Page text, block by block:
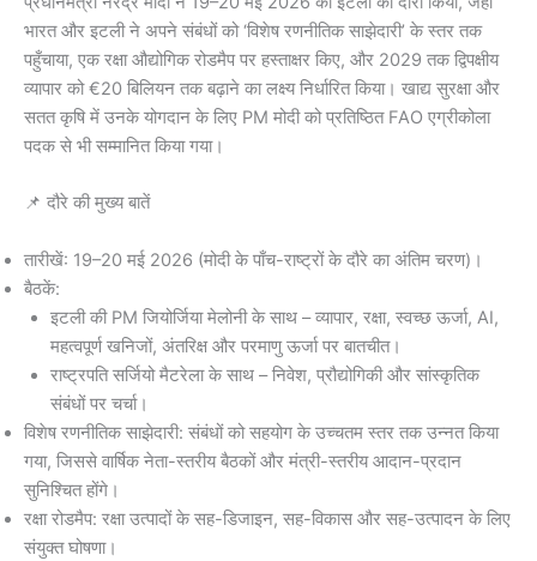
भारत और इटली ने अपने संबंधों को ‘विशेष रणनीतिक साझेदारी’ के स्तर तक
पहुँचाया, एक रक्षा औद्योगिक रोडमैप पर हस्ताक्षर किए, और 2029 तक द्विपक्षीय
व्यापार को €20 बिलियन तक बढ़ाने का लक्ष्य निर्धारित किया। खाद्य सुरक्षा और
सतत कृषि में उनके योगदान के लिए PM मोदी को प्रतिष्ठित FAO एग्रीकोला
पदक से भी सम्मानित किया गया।
📌 दौरे की मुख्य बातें
तारीखें: 19–20 मई 2026 (मोदी के पाँच-राष्ट्रों के दौरे का अंतिम चरण)।
बैठकें:
इटली की PM जियोर्जिया मेलोनी के साथ – व्यापार, रक्षा, स्वच्छ ऊर्जा, AI,
महत्वपूर्ण खनिजों, अंतरिक्ष और परमाणु ऊर्जा पर बातचीत।
राष्ट्रपति सर्जियो मैटरेला के साथ – निवेश, प्रौद्योगिकी और सांस्कृतिक
संबंधों पर चर्चा।
विशेष रणनीतिक साझेदारी: संबंधों को सहयोग के उच्चतम स्तर तक उन्नत किया
गया, जिससे वार्षिक नेता-स्तरीय बैठकों और मंत्री-स्तरीय आदान-प्रदान
सुनिश्चित होंगे।
रक्षा रोडमैप: रक्षा उत्पादों के सह-डिजाइन, सह-विकास और सह-उत्पादन के लिए
संयुक्त घोषणा।